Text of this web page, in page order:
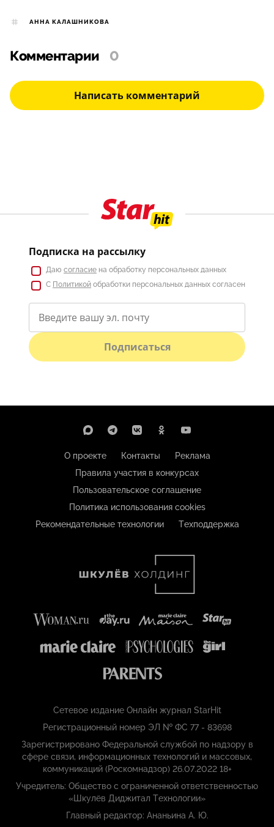
АННА КАЛАШНИКОВА
Комментарии 0
Написать комментарий
Подписка на рассылку
Даю согласие на обработку персональных данных
С Политикой обработки персональных данных согласен
Подписаться
О проекте Контакты
Реклама
Правила участия в конкурсах
Пользовательское соглашение
Политика использования cookies
Рекомендательные технологии
Техподдержка
Сетевое издание Онлайн журнал StarHit
Регистрационный номер ЭЛ № ФС 77 - 83698
Зарегистрировано Федеральной службой по надзору в
сфере связи, информационных технологий и массовых,
коммуникаций (Роскомнадзор) 26.07.2022 18+
Учредитель: Общество с ограниченной ответственностью
«Шкулёв Диджитал Технологии»
Главный редактор: Ананьина А. Ю.